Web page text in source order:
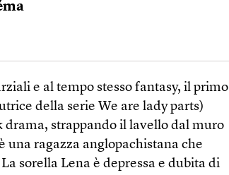
e al tempo stesso fantasy, il primo
della serie We are lady parts)
strappando il lavello dal muro
una ragazza anglopachistana che
sorella Lena è depressa e dubita di